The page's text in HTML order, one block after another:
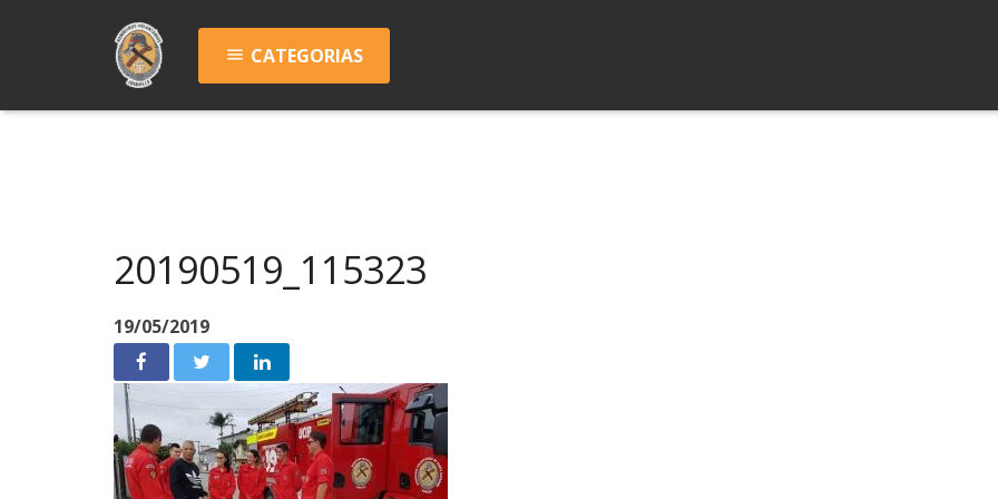
menu CATEGORIAS
20190519_115323
19/05/2019